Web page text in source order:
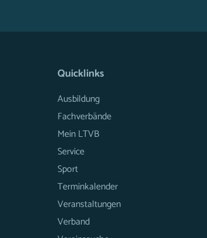
Quicklinks
Ausbildung
Fachverbände
Mein LTVB
Service
Sport
Terminkalender
Veranstaltungen
Verband